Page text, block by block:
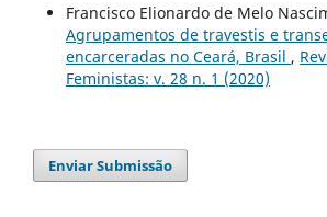
Francisco Elionardo de Melo
Agrupamentos de travestis e
encarceradas no Ceará, Brasil ,
Feministas: v. 28 n. 1 (2020)
Enviar Submissão